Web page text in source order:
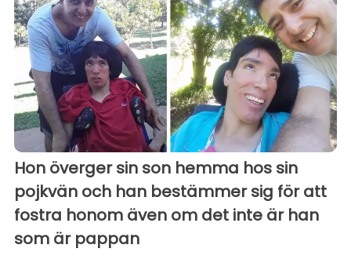
Hon överger sin son hemma hos sin
pojkvän och han bestämmer sig för att
fostra honom även om det inte är han
som är pappan